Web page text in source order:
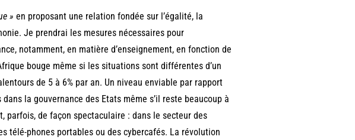
» en proposant une relation fondée sur l’égalité, la
Je prendrai les mesures nécessaires pour
notamment, en matière d’enseignement, en fonction de
bouge même si les situations sont différentes d’un
de 5 à 6% par an. Un niveau enviable par rapport
la gouvernance des Etats même s’il reste beaucoup à
parfois, de façon spectaculaire : dans le secteur des
télé-phones portables ou des cybercafés. La révolution